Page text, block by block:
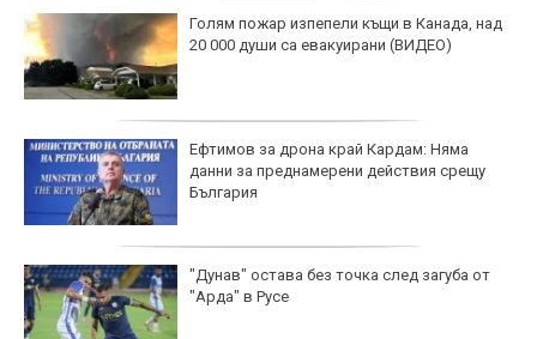
Голям пожар изпепели къщи в Канада, над
20 000 души са евакуирани (ВИДЕО)
Ефтимов за дрона край Кардам: Няма
данни за преднамерени действия срещу
България
"Дунав" остава без точка след загуба от
"Арда" в Русе